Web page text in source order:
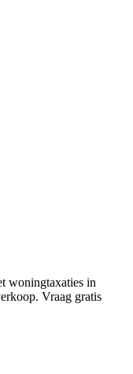
woningtaxaties in
Vraag gratis